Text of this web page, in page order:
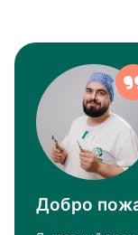
Добро